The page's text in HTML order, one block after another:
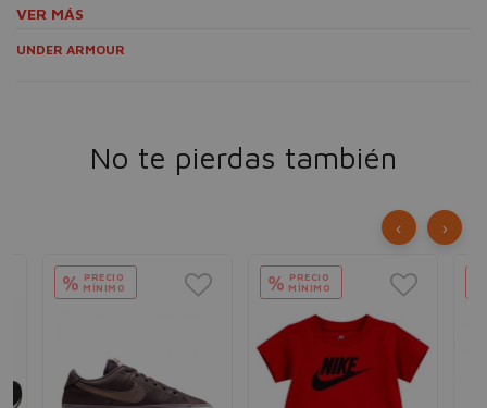
VER MÁS
UNDER ARMOUR
No te pierdas también
% PRECIO
MÍNIMO
% PRECIO
MÍNIMO
‹ ›